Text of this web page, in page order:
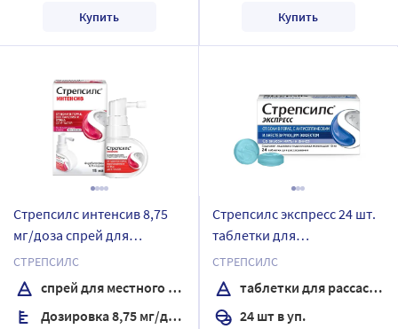
Купить Купить
Стрепсилс интенсив 8,75
мг/доза спрей для
местного применения
дозированный 15 мл со
вкусом вишни и мяты
СТРЕПСИЛС
спрей для местного применения дозированный
Дозировка 8,75 мг/доза
Стрепсилс экспресс 24 шт.
таблетки для
рассасывания
СТРЕПСИЛС
таблетки для рассасывания
24 шт в уп.